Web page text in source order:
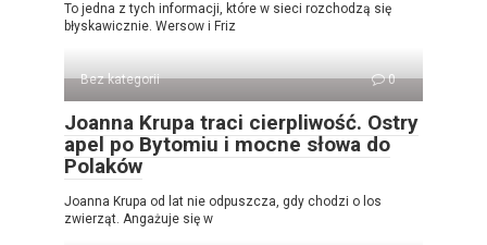
To jedna z tych informacji, które w sieci rozchodzą się
błyskawicznie. Wersow i Friz
Bez kategorii 0
Joanna Krupa traci cierpliwość. Ostry
apel po Bytomiu i mocne słowa do
Polaków
Joanna Krupa od lat nie odpuszcza, gdy chodzi o los
zwierząt. Angażuje się w